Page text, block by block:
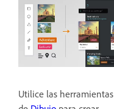
Utilice las herramientas